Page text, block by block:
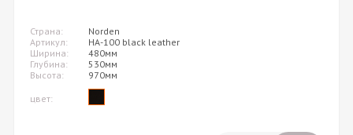
Страна:
Norden
Артикул:
HA-100 black leather
Ширина:
480мм
Глубина:
530мм
Высота:
970мм
цвет: